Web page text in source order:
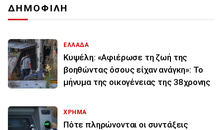
ΔΗΜΟΦΙΛΗ
ΕΛΛΑΔΑ
Κυψέλη: «Αφιέρωσε τη ζωή της
βοηθώντας όσους είχαν ανάγκη»: Το
μήνυμα της οικογένειας της 38χρονης
ΧΡΗΜΑ
Πότε πληρώνονται οι συντάξεις